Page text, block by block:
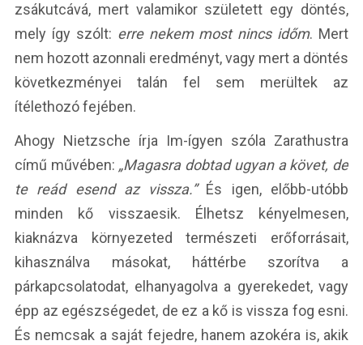
zsákutcává, mert valamikor született egy döntés,
mely így szólt: erre nekem most nincs időm. Mert
nem hozott azonnali eredményt, vagy mert a döntés
következményei talán fel sem merültek az
ítélethozó fejében.
Ahogy Nietzsche írja Im-ígyen szóla Zarathustra
című művében: „Magasra dobtad ugyan a követ, de
te reád esend az vissza.” És igen, előbb-utóbb
minden kő visszaesik. Élhetsz kényelmesen,
kiaknázva környezeted természeti erőforrásait,
kihasználva másokat, háttérbe szorítva a
párkapcsolatodat, elhanyagolva a gyerekedet, vagy
épp az egészségedet, de ez a kő is vissza fog esni.
És nemcsak a saját fejedre, hanem azokéra is, akik